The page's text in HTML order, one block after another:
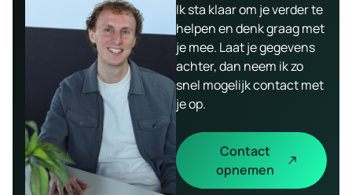
Ik sta klaar om je verder te
helpen en denk graag met
je mee. Laat je gegevens
achter, dan neem ik zo
snel mogelijk contact met
je op.
Contact
opnemen